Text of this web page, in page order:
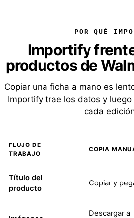
POR QUÉ
Importify
productos de
Copiar una ficha a mano es
Importify trae los datos y
cada
FLUJO DE
TRABAJO
COPIA
Título del
producto
Copiar y
Descargar a